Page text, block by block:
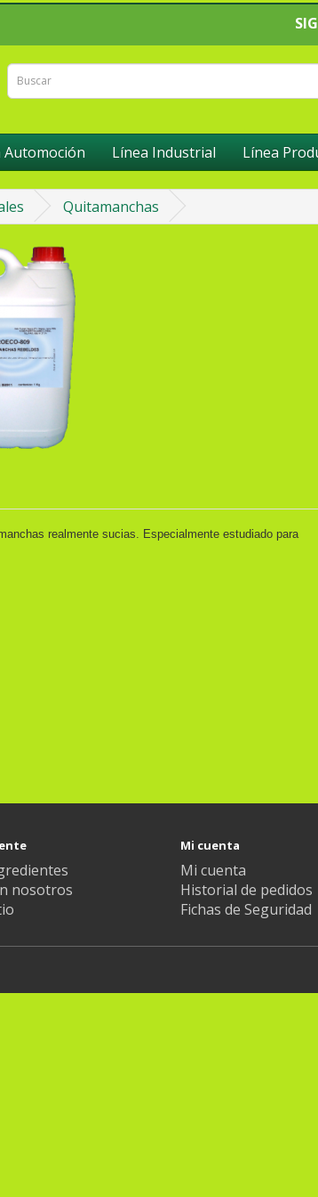
Automoción Línea Industrial Línea
Quitamanchas
realmente sucias. Especialmente estudiado para
nosotros
Mi cuenta
Mi cuenta
Historial de pedidos
Fichas de Seguridad